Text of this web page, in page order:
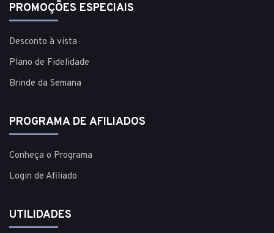
PROMOÇÕES ESPECIAIS
Desconto à vista
Plano de Fidelidade
Brinde da Semana
PROGRAMA DE AFILIADOS
Conheça o Programa
Login de Afiliado
UTILIDADES